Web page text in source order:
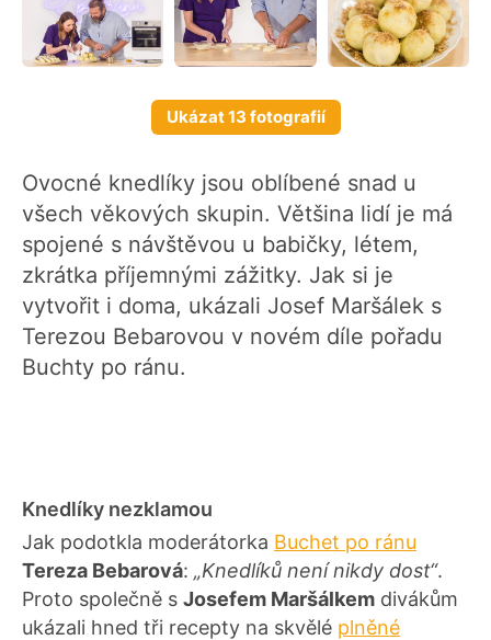
Ukázat 13 fotografií
Ovocné knedlíky jsou oblíbené snad u
všech věkových skupin. Většina lidí je má
spojené s návštěvou u babičky, létem,
zkrátka příjemnými zážitky. Jak si je
vytvořit i doma, ukázali Josef Maršálek s
Terezou Bebarovou v novém díle pořadu
Buchty po ránu.
Knedlíky nezklamou
Jak podotkla moderátorka Buchet po ránu
Tereza Bebarová: „Knedlíků není nikdy dost“.
Proto společně s Josefem Maršálkem divákům
ukázali hned tři recepty na skvělé plněné